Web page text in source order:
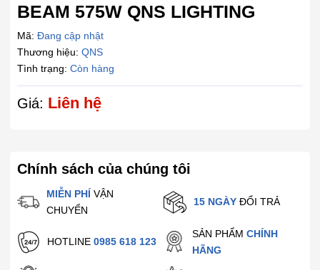
Chính sách của chúng tôi
MIỄN PHÍ VẬN
CHUYỂN
15 NGÀY ĐỔI TRẢ
HOTLINE 0985 618 123
SẢN PHẨMCHÍNH
HÃNG
BEAM 575W QNS LIGHTING
Mã: Đang cập nhật
Thương hiệu: QNS
Tình trạng: Còn hàng
Giá: Liên hệ